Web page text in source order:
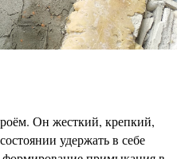
Он жесткий, крепкий,
удержать в себе